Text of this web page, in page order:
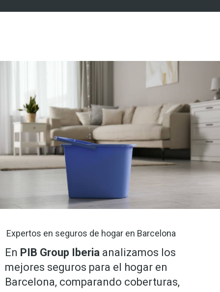
Expertos en seguros de hogar en Barcelona
En PIB Group Iberia analizamos los
mejores seguros para el hogar en
Barcelona, comparando coberturas,